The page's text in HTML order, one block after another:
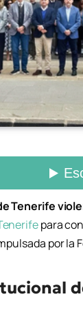
Tenerife
para
por la